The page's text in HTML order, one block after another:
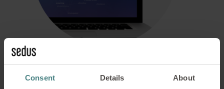
Consent Details About
Workscape of Tomorrow